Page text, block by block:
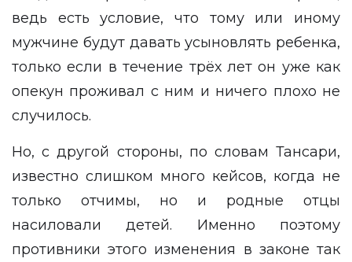
ведь есть условие, что тому или иному
мужчине будут давать усыновлять ребенка,
только если в течение трёх лет он уже как
опекун проживал с ним и ничего плохо не
случилось.
Но, с другой стороны, по словам Тансари,
известно слишком много кейсов, когда не
только отчимы, но и родные отцы
насиловали детей. Именно поэтому
противники этого изменения в законе так